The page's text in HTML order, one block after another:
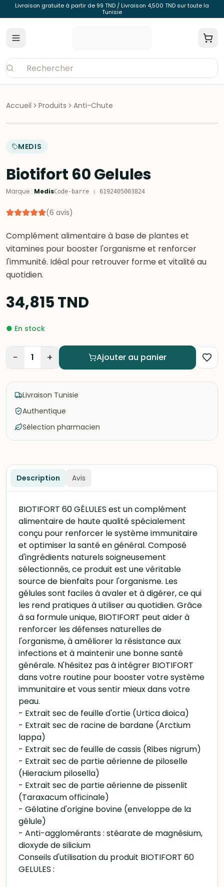
Livraison gratuite à partir de 99 TND / Livraison 4,500 TND sur toute la
Tunisie
Accueil Produits Anti-Chute
MEDIS
Biotifort 60 Gelules
Marque : MedisCode-barre : 6192405003824
(6 avis)
Complément alimentaire à base de plantes et
vitamines pour booster l'organisme et renforcer
l'immunité. Idéal pour retrouver forme et vitalité au
quotidien.
34,815TND
● En stock
− 1 + Ajouter au panier
Livraison Tunisie
Authentique
Sélection pharmacien
Description Avis
BIOTIFORT 60 GÉLULES est un complément
alimentaire de haute qualité spécialement
conçu pour renforcer le système immunitaire
et optimiser la santé en général. Composé
d'ingrédients naturels soigneusement
sélectionnés, ce produit est une véritable
source de bienfaits pour l'organisme. Les
gélules sont faciles à avaler et à digérer, ce qui
les rend pratiques à utiliser au quotidien. Grâce
à sa formule unique, BIOTIFORT peut aider à
renforcer les défenses naturelles de
l'organisme, à améliorer la résistance aux
infections et à maintenir une bonne santé
générale. N'hésitez pas à intégrer BIOTIFORT
dans votre routine pour booster votre système
immunitaire et vous sentir mieux dans votre
peau.
- Extrait sec de feuille d'ortie (Urtica dioica)
- Extrait sec de racine de bardane (Arctium
lappa)
- Extrait sec de feuille de cassis (Ribes nigrum)
- Extrait sec de partie aérienne de piloselle
(Hieracium pilosella)
- Extrait sec de partie aérienne de pissenlit
(Taraxacum officinale)
- Gélatine d'origine bovine (enveloppe de la
gélule)
- Anti-agglomérants : stéarate de magnésium,
dioxyde de silicium
Conseils d'utilisation du produit BIOTIFORT 60
GELULES :